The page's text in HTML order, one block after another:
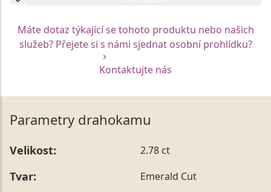
Máte dotaz týkající se tohoto produktu nebo našich
služeb? Přejete si s námi sjednat osobní prohlídku?
Kontaktujte nás
Parametry drahokamu
Velikost: 2.78 ct
Tvar: Emerald Cut